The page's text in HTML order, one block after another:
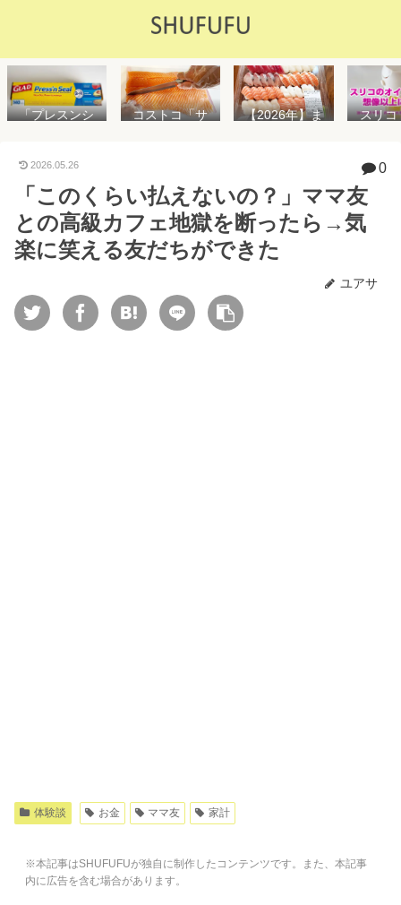
「プレスンシ
説！コストコ
る店はどこ？
粘着面に危険
性はない？
コストコ「サ
や冷凍保存方
法を紹介
【2026年】ま
が高いけど購
入するべき？
スリコ
思え
め！霧
イル差
WAY
2026.05.26 0
「このくらい払えないの？」ママ友
との高級カフェ地獄を断ったら→気
楽に笑える友だちができた
ユアサ
体験談 お金 ママ友 家計
※本記事はSHUFUFUが独自に制作したコンテンツです。また、本記事
内に広告を含む場合があります。